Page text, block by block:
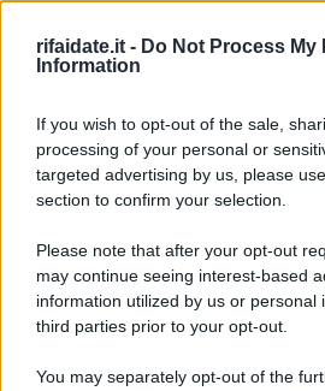
rifaidate.it - Do Not Process My
Information
If you wish to opt-out of the sale,
processing of your personal or
targeted advertising by us, please
section to confirm your selection.
Please note that after your opt-out
may continue seeing interest-based
information utilized by us or personal
third parties prior to your opt-out.
You may separately opt-out of the